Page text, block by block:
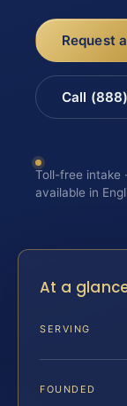
Request
Call
Toll-free intake
available in
At a
SERVING
FOUNDED